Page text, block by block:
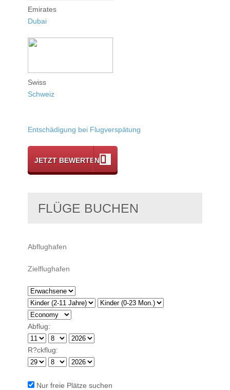
Emirates
Dubai
Swiss
Schweiz
Entschädigung bei Flugverspätung
JETZT BEWERTEN
FLÜGE BUCHEN
Abflug:
R?ckflug:
Nur freie Plätze suchen